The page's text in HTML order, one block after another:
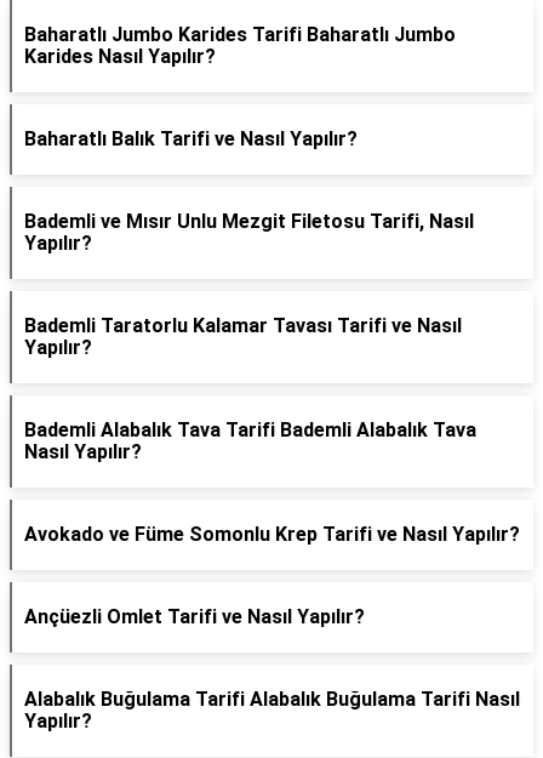
Baharatlı Jumbo Karides Tarifi Baharatlı Jumbo
Karides Nasıl Yapılır?
Baharatlı Balık Tarifi ve Nasıl Yapılır?
Bademli ve Mısır Unlu Mezgit Filetosu Tarifi, Nasıl
Yapılır?
Bademli Taratorlu Kalamar Tavası Tarifi ve Nasıl
Yapılır?
Bademli Alabalık Tava Tarifi Bademli Alabalık Tava
Nasıl Yapılır?
Avokado ve Füme Somonlu Krep Tarifi ve Nasıl Yapılır?
Ançüezli Omlet Tarifi ve Nasıl Yapılır?
Alabalık Buğulama Tarifi Alabalık Buğulama Tarifi Nasıl
Yapılır?